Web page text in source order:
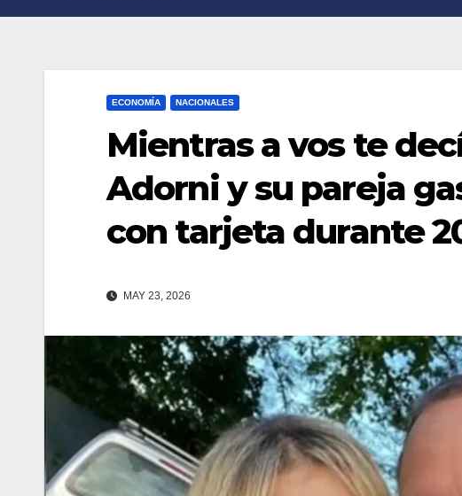
ECONOMÍA NACIONALES
Mientras a vos te
Adorni y su pareja
con tarjeta durante
MAY 23, 2026
n